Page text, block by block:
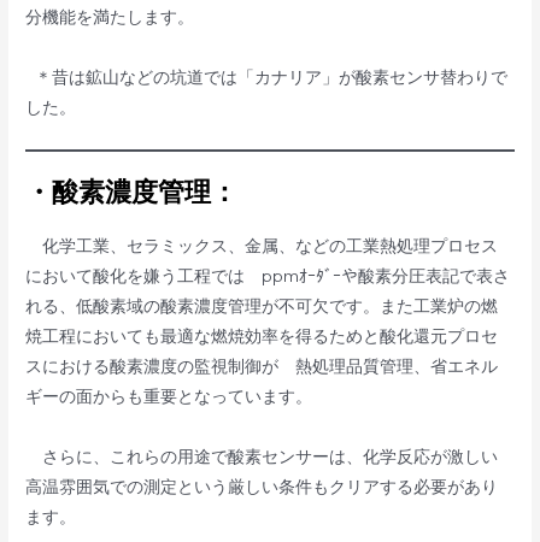
分機能を満たします。
＊昔は鉱山などの坑道では「カナリア」が酸素センサ替わりで
した。
・酸素濃度管理：
化学工業、セラミックス、金属、などの工業熱処理プロセス
において酸化を嫌う工程では ppmｵｰﾀﾞｰや酸素分圧表記で表さ
れる、低酸素域の酸素濃度管理が不可欠です。また工業炉の燃
焼工程においても最適な燃焼効率を得るためと酸化還元プロセ
スにおける酸素濃度の監視制御が 熱処理品質管理、省エネル
ギーの面からも重要となっています。
さらに、これらの用途で酸素センサーは、化学反応が激しい
高温雰囲気での測定という厳しい条件もクリアする必要があり
ます。